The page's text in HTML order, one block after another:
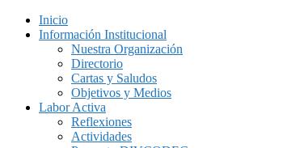
Inicio
Información Institucional
Nuestra Organización
Directorio
Cartas y Saludos
Objetivos y Medios
Labor Activa
Reflexiones
Actividades